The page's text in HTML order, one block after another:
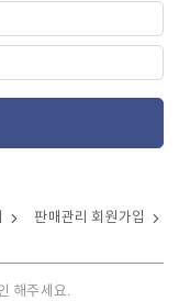
판매관리 회원가입
해주세요.